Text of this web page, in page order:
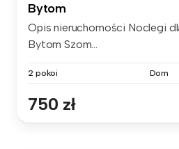
Bytom
Opis nieruchomości Noclegi
Bytom Szom...
2 pokoi Dom
750 zł